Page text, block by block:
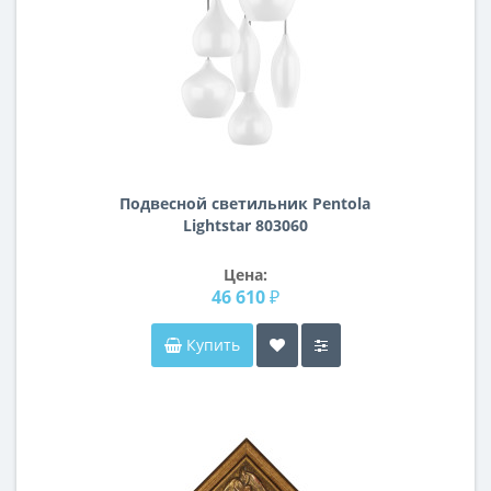
Подвесной светильник Pentola
Lightstar 803060
Цена:
46 610 ₽
Купить